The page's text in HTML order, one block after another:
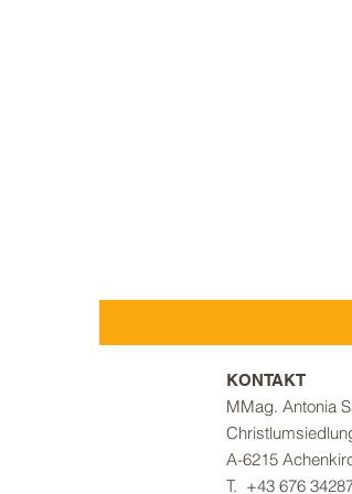
KONTAKT
MMag. Antonia
A-6215 A
T. +43 676